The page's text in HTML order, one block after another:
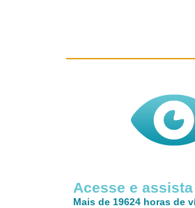
Acesse e
Mais de 19624 horas de